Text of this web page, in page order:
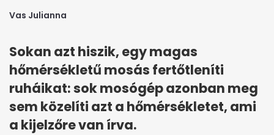
Vas Julianna
Sokan azt hiszik, egy magas
hőmérsékletű mosás fertőtleníti
ruháikat: sok mosógép azonban meg
sem közelíti azt a hőmérsékletet, ami
a kijelzőre van írva.